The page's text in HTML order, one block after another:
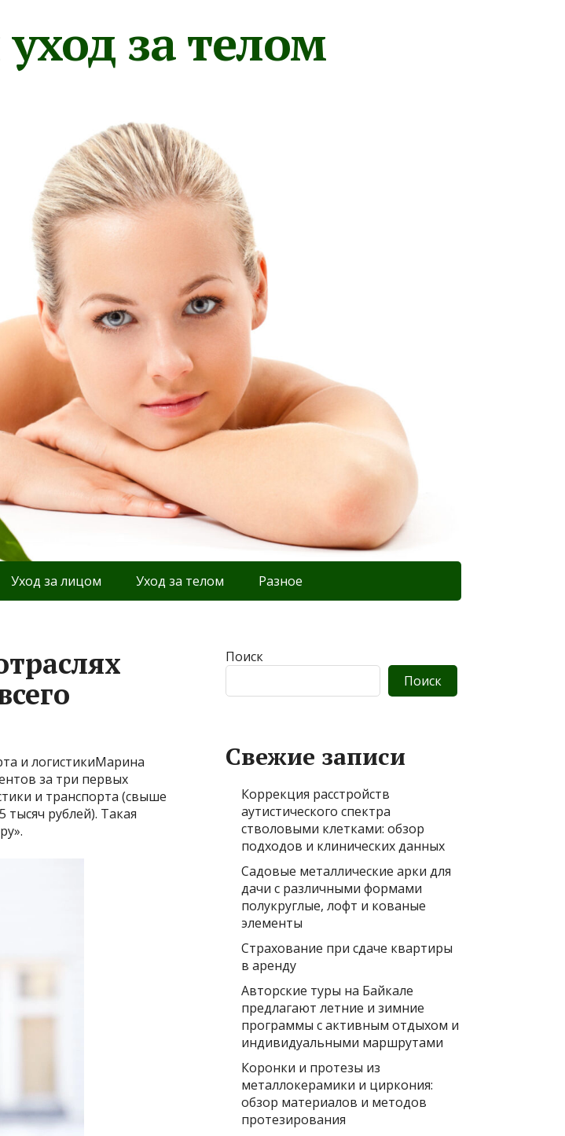
за телом
Уход за лицом Уход за телом Разное
и логистикиМарина
за три первых
и транспорта (свыше
тысяч рублей). Такая
Поиск
Поиск
Свежие записи
Коррекция расстройств
аутистического спектра
стволовыми клетками: обзор
подходов и клинических данных
Садовые металлические арки для
дачи с различными формами
полукруглые, лофт и кованые
элементы
Страхование при сдаче квартиры
в аренду
Авторские туры на Байкале
предлагают летние и зимние
программы с активным отдыхом и
индивидуальными маршрутами
Коронки и протезы из
металлокерамики и циркония:
обзор материалов и методов
протезирования